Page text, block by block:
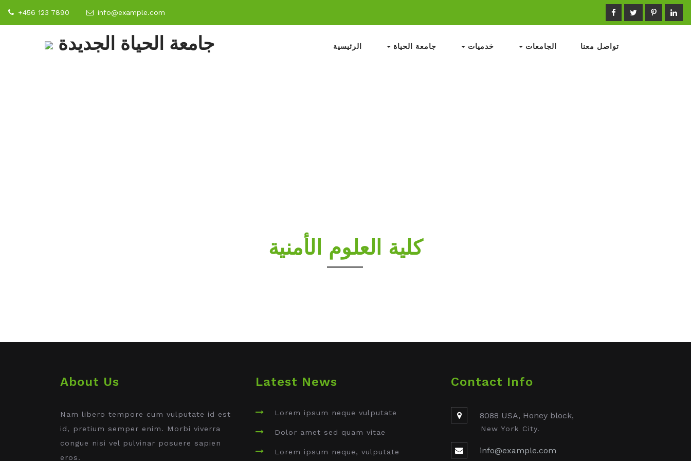
+456 123 7890 info@example.com
جامعة الحياة الجديدة الرئيسية جامعة الحياة خدميات الجامعات تواصل معنا
كلية العلوم الأمنية
About Us
Nam libero tempore cum vulputate id est
id, pretium semper enim. Morbi viverra
congue nisi vel pulvinar posuere sapien
eros.
Latest News
Lorem ipsum neque vulputate
Dolor amet sed quam vitae
Lorem ipsum neque, vulputate
Contact Info
8088 USA, Honey block,
New York City.
info@example.com